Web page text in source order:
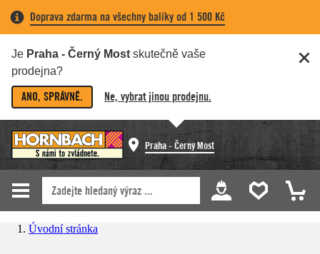
Doprava zdarma na všechny balíky od 1 500 Kč
Je Praha - Černý Most skutečně vaše
prodejna?
ANO, SPRÁVNĚ. Ne, vybrat jinou prodejnu.
Praha - Černý Most
Úvodní stránka